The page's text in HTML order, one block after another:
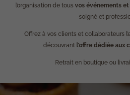
l’organisation de tousvos événements
soigné et
Offrez à vos clients et collaborateurs
découvrant l’offre dédiée aux
Retrait en boutique ou